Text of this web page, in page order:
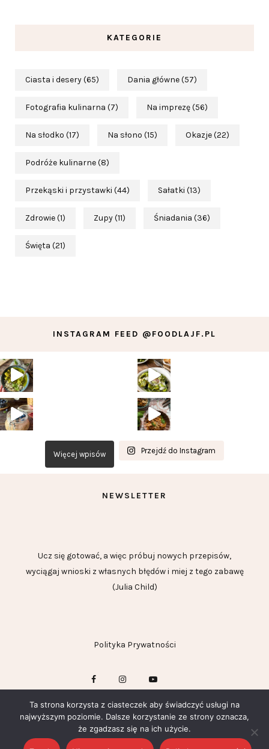
KATEGORIE
Ciasta i desery(65) Dania główne(57)
Fotografia kulinarna (7) Na imprezę(56)
Na słodko (17) Na słono (15) Okazje(22)
Podróże kulinarne(8)
Przekąski i przystawki (44) Sałatki (13)
Zdrowie(1) Zupy(11) Śniadania (36)
Święta (21)
INSTAGRAM FEED @FOODLAJF.PL
Więcej wpisów Przejdź do Instagram
NEWSLETTER
Ucz się gotować, a więc próbuj nowych przepisów,
wyciągaj wnioski z własnych błędów i miej z tego zabawę
(Julia Child)
Polityka Prywatności
Ta strona korzysta z ciasteczek aby świadczyć usługi na
najwyższym poziomie. Dalsze korzystanie ze strony oznacza,
że zgadzasz się na ich użycie.